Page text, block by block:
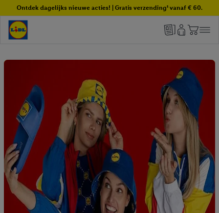
Ontdek dagelijks nieuwe acties! | Gratis verzending¹ vanaf € 60.